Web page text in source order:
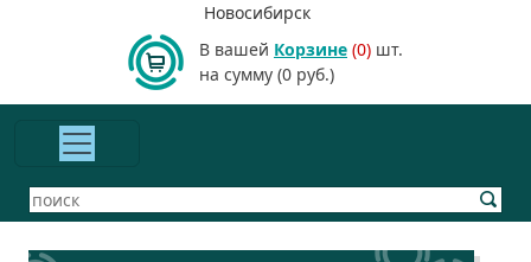
Новосибирск
В вашей Корзине (0) шт.
на сумму (0 руб.)